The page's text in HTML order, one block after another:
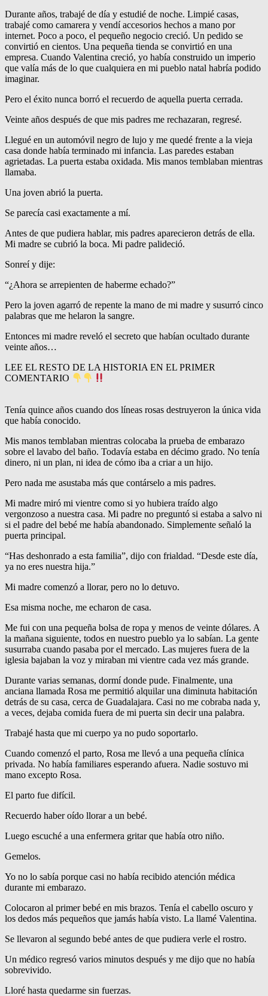
Durante años, trabajé de día y estudié de noche. Limpié casas,
trabajé como camarera y vendí accesorios hechos a mano por
internet. Poco a poco, el pequeño negocio creció. Un pedido se
convirtió en cientos. Una pequeña tienda se convirtió en una
empresa. Cuando Valentina creció, yo había construido un imperio
que valía más de lo que cualquiera en mi pueblo natal habría podido
imaginar.
Pero el éxito nunca borró el recuerdo de aquella puerta cerrada.
Veinte años después de que mis padres me rechazaran, regresé.
Llegué en un automóvil negro de lujo y me quedé frente a la vieja
casa donde había terminado mi infancia. Las paredes estaban
agrietadas. La puerta estaba oxidada. Mis manos temblaban mientras
llamaba.
Una joven abrió la puerta.
Se parecía casi exactamente a mí.
Antes de que pudiera hablar, mis padres aparecieron detrás de ella.
Mi madre se cubrió la boca. Mi padre palideció.
Sonreí y dije:
“¿Ahora se arrepienten de haberme echado?”
Pero la joven agarró de repente la mano de mi madre y susurró cinco
palabras que me helaron la sangre.
Entonces mi madre reveló el secreto que habían ocultado durante
veinte años…
LEE EL RESTO DE LA HISTORIA EN EL PRIMER
COMENTARIO
Tenía quince años cuando dos líneas rosas destruyeron la única vida
que había conocido.
Mis manos temblaban mientras colocaba la prueba de embarazo
sobre el lavabo del baño. Todavía estaba en décimo grado. No tenía
dinero, ni un plan, ni idea de cómo iba a criar a un hijo.
Pero nada me asustaba más que contárselo a mis padres.
Mi madre miró mi vientre como si yo hubiera traído algo
vergonzoso a nuestra casa. Mi padre no preguntó si estaba a salvo ni
si el padre del bebé me había abandonado. Simplemente señaló la
puerta principal.
“Has deshonrado a esta familia”, dijo con frialdad. “Desde este día,
ya no eres nuestra hija.”
Mi madre comenzó a llorar, pero no lo detuvo.
Esa misma noche, me echaron de casa.
Me fui con una pequeña bolsa de ropa y menos de veinte dólares. A
la mañana siguiente, todos en nuestro pueblo ya lo sabían. La gente
susurraba cuando pasaba por el mercado. Las mujeres fuera de la
iglesia bajaban la voz y miraban mi vientre cada vez más grande.
Durante varias semanas, dormí donde pude. Finalmente, una
anciana llamada Rosa me permitió alquilar una diminuta habitación
detrás de su casa, cerca de Guadalajara. Casi no me cobraba nada y,
a veces, dejaba comida fuera de mi puerta sin decir una palabra.
Trabajé hasta que mi cuerpo ya no pudo soportarlo.
Cuando comenzó el parto, Rosa me llevó a una pequeña clínica
privada. No había familiares esperando afuera. Nadie sostuvo mi
mano excepto Rosa.
El parto fue difícil.
Recuerdo haber oído llorar a un bebé.
Luego escuché a una enfermera gritar que había otro niño.
Gemelos.
Yo no lo sabía porque casi no había recibido atención médica
durante mi embarazo.
Colocaron al primer bebé en mis brazos. Tenía el cabello oscuro y
los dedos más pequeños que jamás había visto. La llamé Valentina.
Se llevaron al segundo bebé antes de que pudiera verle el rostro.
Un médico regresó varios minutos después y me dijo que no había
sobrevivido.
Lloré hasta quedarme sin fuerzas.